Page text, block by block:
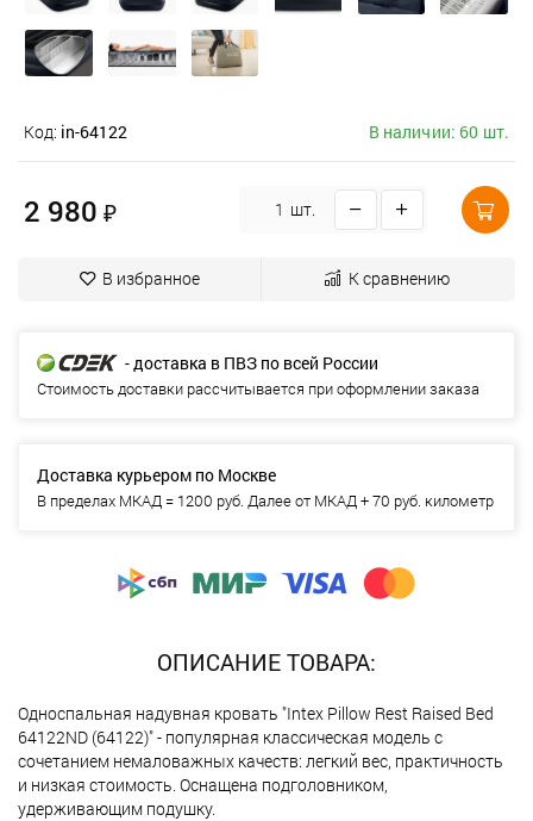
Код: in-64122 В наличии: 60 шт.
2 980 ₽ шт.
В избранное К сравнению
- доставка в ПВЗ по всей России
Стоимость доставки рассчитывается при оформлении заказа
Доставка курьером по Москве
В пределах МКАД = 1200 руб. Далее от МКАД + 70 руб. километр
ОПИСАНИЕ ТОВАРА:
Односпальная надувная кровать "Intex Pillow Rest Raised Bed
64122ND (64122)" - популярная классическая модель с
сочетанием немаловажных качеств: легкий вес, практичность
и низкая стоимость. Оснащена подголовником,
удерживающим подушку.